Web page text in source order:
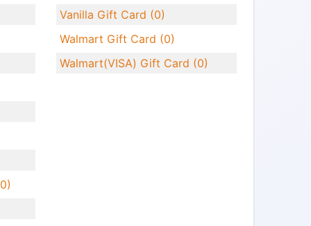
Vanilla Gift Card (0)
Walmart Gift Card (0)
Walmart(VISA) Gift Card (0)